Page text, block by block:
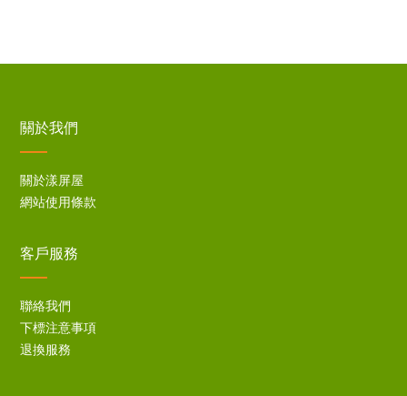
關於我們
關於漾屏屋
網站使用條款
客戶服務
聯絡我們
下標注意事項
退換服務